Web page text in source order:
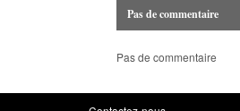
Pas de commentaire
Pas de commentaire